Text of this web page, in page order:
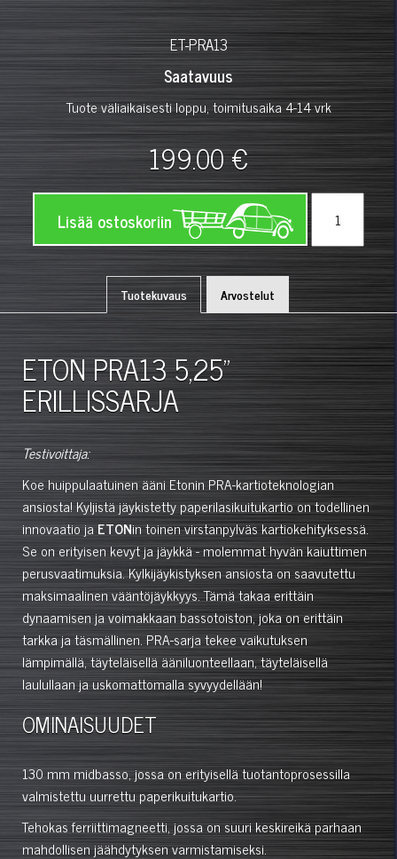
ET-PRA13
Saatavuus
Tuote väliaikaisesti loppu, toimitusaika 4-14 vrk
199.00 €
Lisää ostoskoriin
Tuotekuvaus Arvostelut
ETON PRA13 5,25"
ERILLISSARJA
Testivoittaja:
Koe huippulaatuinen ääni Etonin PRA-kartioteknologian
ansiosta! Kyljistä jäykistetty paperilasikuitukartio on todellinen
innovaatio jaETONin toinen virstanpylväs kartiokehityksessä.
Se on erityisen kevyt ja jäykkä - molemmat hyvän kaiuttimen
perusvaatimuksia. Kylkijäykistyksen ansiosta on saavutettu
maksimaalinen vääntöjäykkyys. Tämä takaa erittäin
dynaamisen ja voimakkaan bassotoiston, joka on erittäin
tarkka ja täsmällinen. PRA-sarja tekee vaikutuksen
lämpimällä, täyteläisellä ääniluonteellaan, täyteläisellä
laulullaan ja uskomattomalla syvyydellään!
OMINAISUUDET
130 mm midbasso, jossa on erityisellä tuotantoprosessilla
valmistettu uurrettu paperikuitukartio.
Tehokas ferriittimagneetti, jossa on suuri keskireikä parhaan
mahdollisen jäähdytyksen varmistamiseksi.